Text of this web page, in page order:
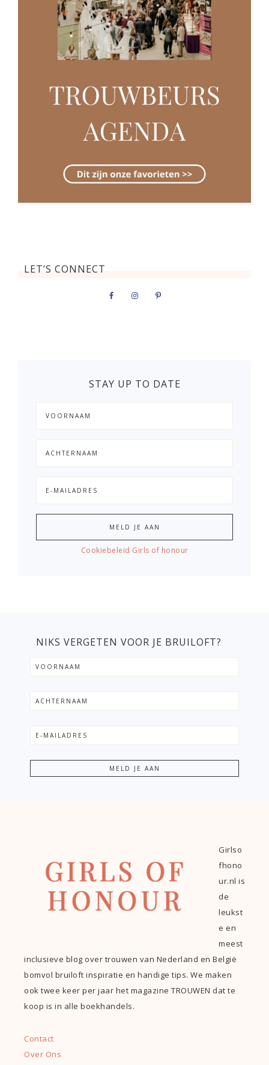
LET’S CONNECT
STAY UP TO DATE
Cookiebeleid Girls of honour
NIKS VERGETEN VOOR JE BRUILOFT?
Girlso
fhono
ur.nl is
de
leukst
e en
meest
inclusieve blog over trouwen van Nederland en België
bomvol bruiloft inspiratie en handige tips. We maken
ook twee keer per jaar het magazine TROUWEN dat te
koop is in alle boekhandels.
Contact
Over Ons